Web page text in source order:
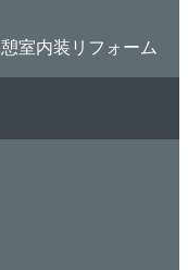
室内装リフォーム